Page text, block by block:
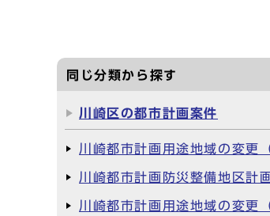
同じ分類から探す
川崎区の都市計画案件
川崎都市計画用途地域の変更
川崎都市計画防災整備地区計
川崎都市計画用途地域の変更